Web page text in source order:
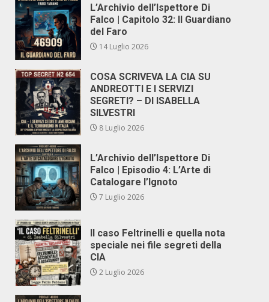
L’Archivio dell’Ispettore Di
Falco | Capitolo 32: Il Guardiano
del Faro
14 Luglio 2026
COSA SCRIVEVA LA CIA SU
ANDREOTTI E I SERVIZI
SEGRETI? – DI ISABELLA
SILVESTRI
8 Luglio 2026
L’Archivio dell’Ispettore Di
Falco | Episodio 4: L’Arte di
Catalogare l’Ignoto
7 Luglio 2026
Il caso Feltrinelli e quella nota
speciale nei file segreti della
CIA
2 Luglio 2026